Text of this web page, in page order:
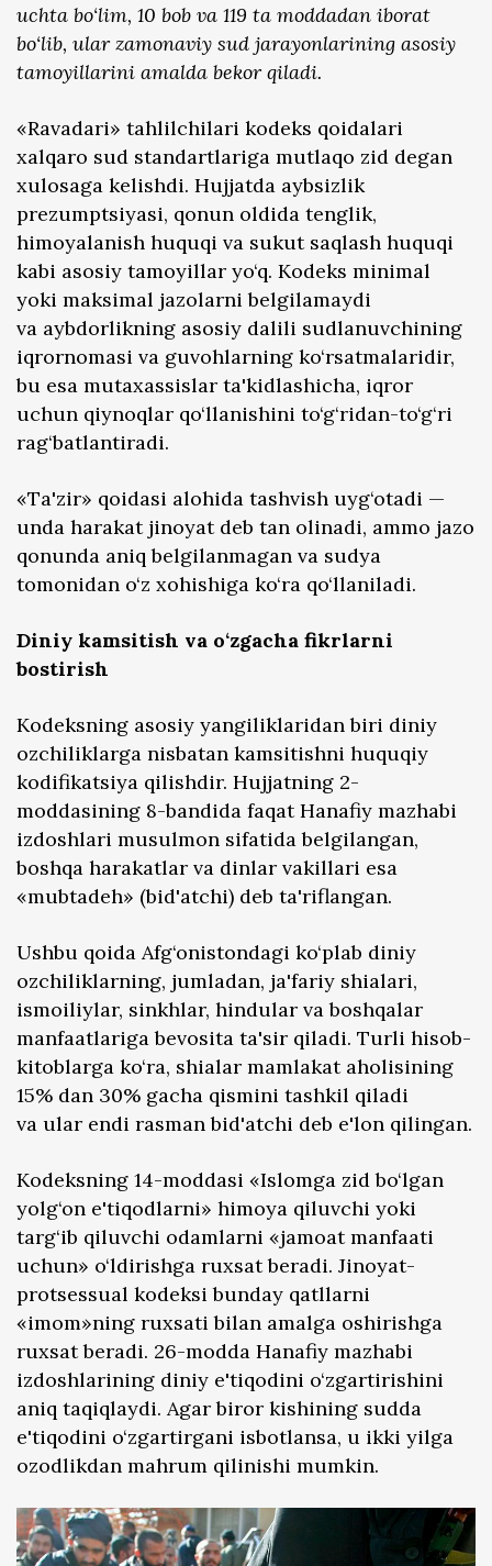
uchta bo‘lim, 10 bob va 119 ta moddadan iborat
bo‘lib, ular zamonaviy sud jarayonlarining asosiy
tamoyillarini amalda bekor qiladi.
«Ravadari» tahlilchilari kodeks qoidalari
xalqaro sud standartlariga mutlaqo zid degan
xulosaga kelishdi. Hujjatda aybsizlik
prezumptsiyasi, qonun oldida tenglik,
himoyalanish huquqi va sukut saqlash huquqi
kabi asosiy tamoyillar yo‘q. Kodeks minimal
yoki maksimal jazolarni belgilamaydi
va aybdorlikning asosiy dalili sudlanuvchining
iqrornomasi va guvohlarning ko‘rsatmalaridir,
bu esa mutaxassislar ta'kidlashicha, iqror
uchun qiynoqlar qo‘llanishini to‘g‘ridan-to‘g‘ri
rag‘batlantiradi.
«Ta'zir» qoidasi alohida tashvish uyg‘otadi —
unda harakat jinoyat deb tan olinadi, ammo jazo
qonunda aniq belgilanmagan va sudya
tomonidan o‘z xohishiga ko‘ra qo‘llaniladi.
Diniy kamsitish va o‘zgacha fikrlarni
bostirish
Kodeksning asosiy yangiliklaridan biri diniy
ozchiliklarga nisbatan kamsitishni huquqiy
kodifikatsiya qilishdir. Hujjatning 2-
moddasining 8-bandida faqat Hanafiy mazhabi
izdoshlari musulmon sifatida belgilangan,
boshqa harakatlar va dinlar vakillari esa
«mubtadeh» (bid'atchi) deb ta'riflangan.
Ushbu qoida Afg‘onistondagi ko‘plab diniy
ozchiliklarning, jumladan, ja'fariy shialari,
ismoiliylar, sinkhlar, hindular va boshqalar
manfaatlariga bevosita ta'sir qiladi. Turli hisob-
kitoblarga ko‘ra, shialar mamlakat aholisining
15% dan 30% gacha qismini tashkil qiladi
va ular endi rasman bid'atchi deb e'lon qilingan.
Kodeksning 14-moddasi «Islomga zid bo‘lgan
yolg‘on e'tiqodlarni» himoya qiluvchi yoki
targ‘ib qiluvchi odamlarni «jamoat manfaati
uchun» o‘ldirishga ruxsat beradi. Jinoyat-
protsessual kodeksi bunday qatllarni
«imom»ning ruxsati bilan amalga oshirishga
ruxsat beradi. 26-modda Hanafiy mazhabi
izdoshlarining diniy e'tiqodini o‘zgartirishini
aniq taqiqlaydi. Agar biror kishining sudda
e'tiqodini o‘zgartirgani isbotlansa, u ikki yilga
ozodlikdan mahrum qilinishi mumkin.